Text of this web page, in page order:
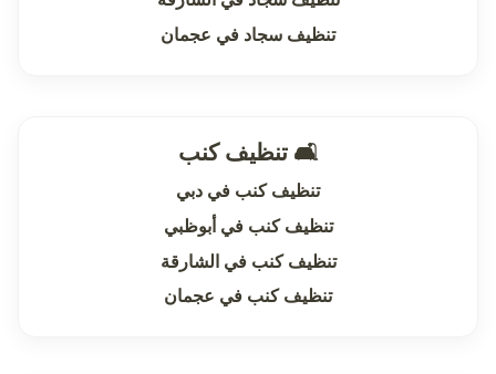
تنظيف سجاد في عجمان
🛋 تنظيف كنب
تنظيف كنب في دبي
تنظيف كنب في أبوظبي
تنظيف كنب في الشارقة
تنظيف كنب في عجمان